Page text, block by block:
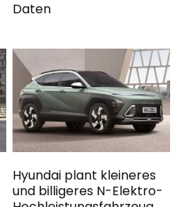
Daten
Hyundai plant kleineres
und billigeres N-Elektro-